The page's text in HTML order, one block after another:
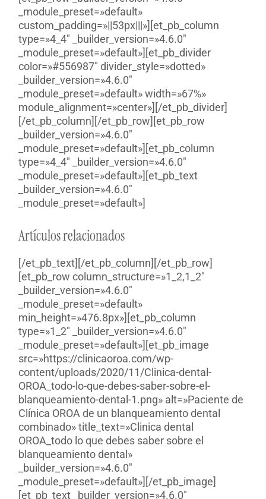
_module_preset=»default»
custom_padding=»||53px|||»][et_pb_column
type=»4_4″ _builder_version=»4.6.0″
_module_preset=»default»][et_pb_divider
color=»#556987″ divider_style=»dotted»
_builder_version=»4.6.0″
_module_preset=»default» width=»67%»
module_alignment=»center»][/et_pb_divider]
[/et_pb_column][/et_pb_row][et_pb_row
_builder_version=»4.6.0″
_module_preset=»default»][et_pb_column
type=»4_4″ _builder_version=»4.6.0″
_module_preset=»default»][et_pb_text
_builder_version=»4.6.0″
_module_preset=»default»]
Artículos relacionados
[/et_pb_text][/et_pb_column][/et_pb_row]
[et_pb_row column_structure=»1_2,1_2″
_builder_version=»4.6.0″
_module_preset=»default»
min_height=»476.8px»][et_pb_column
type=»1_2″ _builder_version=»4.6.0″
_module_preset=»default»][et_pb_image
src=»https://clinicaoroa.com/wp-
content/uploads/2020/11/Clinica-dental-
OROA_todo-lo-que-debes-saber-sobre-el-
blanqueamiento-dental-1.png» alt=»Paciente de
Clínica OROA de un blanqueamiento dental
combinado» title_text=»Clinica dental
OROA_todo lo que debes saber sobre el
blanqueamiento dental»
_builder_version=»4.6.0″
_module_preset=»default»][/et_pb_image]
[et_pb_text _builder_version=»4.6.0″